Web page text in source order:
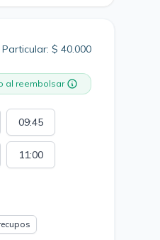
Particular: $ 40.000
al reembolsar
09:45
11:00